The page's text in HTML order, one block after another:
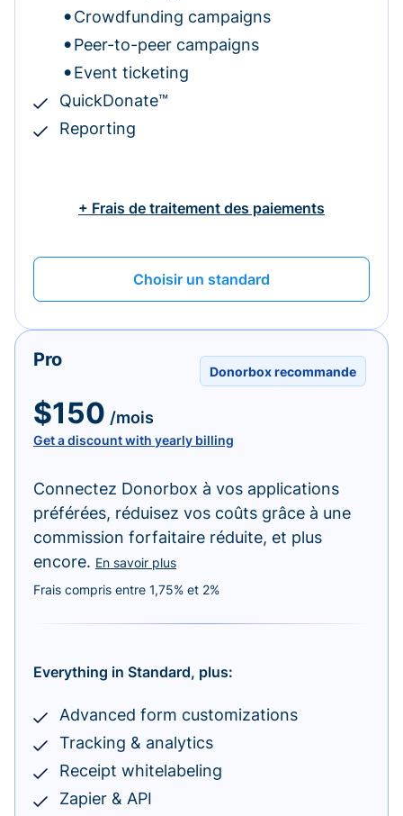
Crowdfunding campaigns
Peer-to-peer campaigns
Event ticketing
QuickDonate™
Reporting
+ Frais de traitement des paiements
Choisir un standard
Donorbox recommande
Pro
$150 /mois
Get a discount with yearly billing
Connectez Donorbox à vos applications
préférées, réduisez vos coûts grâce à une
commission forfaitaire réduite, et plus
encore. En savoir plus
Frais compris entre 1,75% et 2%
Everything in Standard, plus:
Advanced form customizations
Tracking & analytics
Receipt whitelabeling
Zapier & API